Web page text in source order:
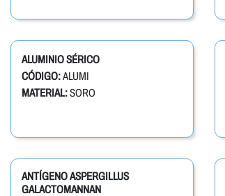
ALUMINIO SÉRICO
CÓDIGO:ALUMI
MATERIAL:SORO
ANTÍGENO ASPERGILLUS
GALACTOMANNAN